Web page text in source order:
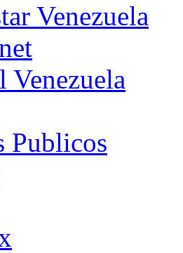
Venezuela
Venezuela
Publicos